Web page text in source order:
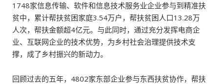
1748家信息传输、软件和信息技术服务业企业参与到精准扶
贫中，累计帮扶贫困家庭3.54万户，帮扶贫困人口13.28万
人次，帮扶金额超4亿元。与此同时，通过充分发挥电商企
业、互联网企业的技术优势，为乡村社会治理提供技术支
撑，成了乡村振兴的新动力。
回顾过去的五年，4802家东部企业参与东西扶贫协作，帮扶